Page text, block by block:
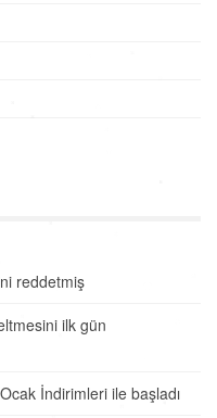
reddetmiş
ilk gün
İndirimleri ile başladı